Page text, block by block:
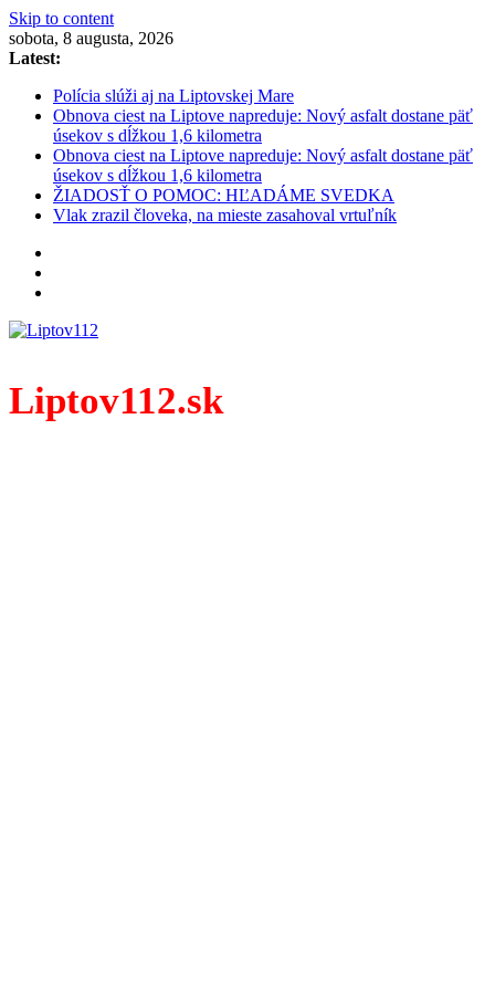
Skip to content
sobota, 8 augusta, 2026
Latest:
Polícia slúži aj na Liptovskej Mare
Obnova ciest na Liptove napreduje: Nový asfalt dostane päť
úsekov s dĺžkou 1,6 kilometra
Obnova ciest na Liptove napreduje: Nový asfalt dostane päť
úsekov s dĺžkou 1,6 kilometra
ŽIADOSŤ O POMOC: HĽADÁME SVEDKA
Vlak zrazil človeka, na mieste zasahoval vrtuľník
Liptov112.sk